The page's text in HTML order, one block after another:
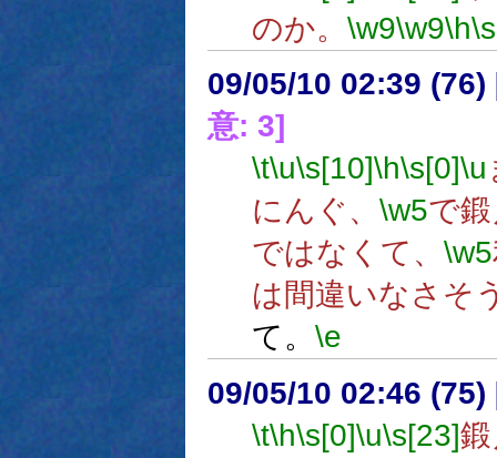
のか。 \w9\w9\h
09/05/10 02:39 (76)
意: 3]
\t\u\s[10]\h\s[0]\u
にんぐ、 \w5で
ではなくて、 \w5
は間違いなさそ
て。 \e
09/05/10 02:46 (75)
\t\h\s[0]\u\s[23]